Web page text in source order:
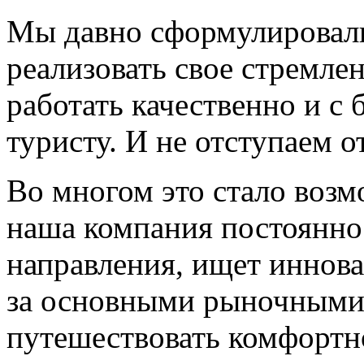
Мы давно
реализовать свое
работать качественно и
туристу. И не отступаем
Во многом это стало
наша компания
направления, ищет
за основными
путешествовать